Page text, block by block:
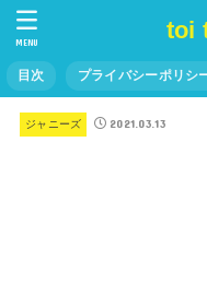
toi
目次 プライバシーポリシ
MENU
ジャニーズ 2021.03.13